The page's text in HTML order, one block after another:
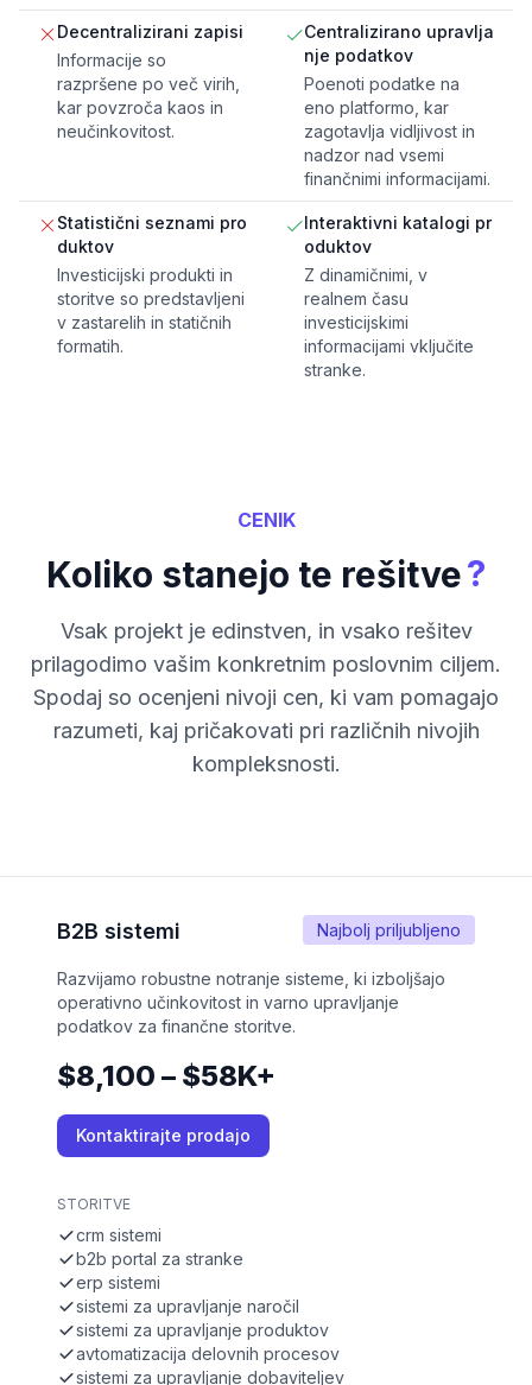
Decentralizirani zapisi
Informacije so
razpršene po več virih,
kar povzroča kaos in
neučinkovitost.
Centralizirano upravlja
nje podatkov
Poenoti podatke na
eno platformo, kar
zagotavlja vidljivost in
nadzor nad vsemi
finančnimi informacijami.
Statistični seznami pro
duktov
Investicijski produkti in
storitve so predstavljeni
v zastarelih in statičnih
formatih.
Interaktivni katalogi pr
oduktov
Z dinamičnimi, v
realnem času
investicijskimi
informacijami vključite
stranke.
CENIK
Koliko stanejo te rešitve?
Vsak projekt je edinstven, in vsako rešitev
prilagodimo vašim konkretnim poslovnim ciljem.
Spodaj so ocenjeni nivoji cen, ki vam pomagajo
razumeti, kaj pričakovati pri različnih nivojih
kompleksnosti.
Najbolj priljubljeno
B2B sistemi
Razvijamo robustne notranje sisteme, ki izboljšajo
operativno učinkovitost in varno upravljanje
podatkov za finančne storitve.
$8,100 – $58K+
Kontaktirajte prodajo
STORITVE
crm sistemi
b2b portal za stranke
erp sistemi
sistemi za upravljanje naročil
sistemi za upravljanje produktov
avtomatizacija delovnih procesov
sistemi za upravljanje dobaviteljev